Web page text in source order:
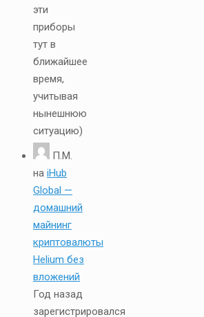
эти
приборы
тут в
ближайшее
время,
учитывая
нынешнюю
ситуацию)
П.М.
на iHub
Global —
домашний
майнинг
криптовалюты
Helium без
вложений
Год назад
зарегистрировался